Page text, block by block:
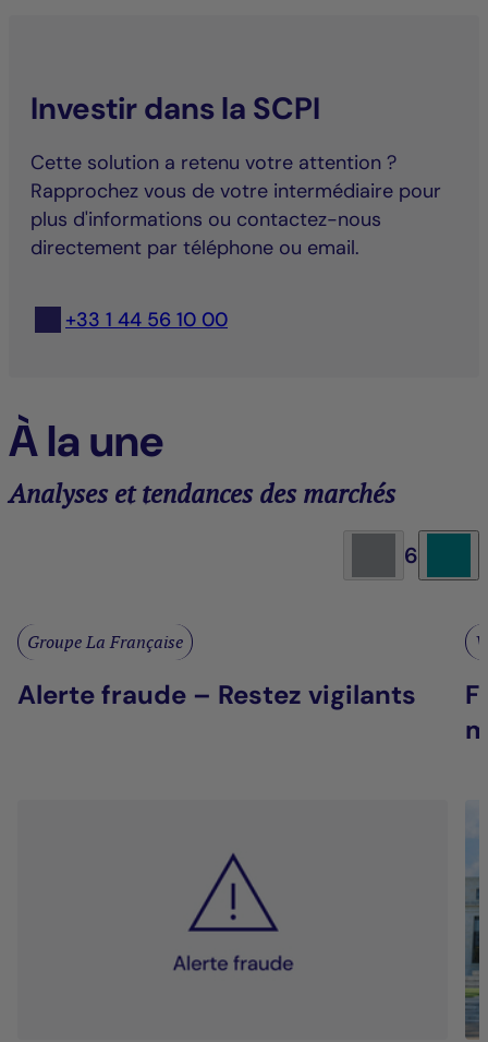
Investir dans la SCPI
Cette solution a retenu votre attention ?
Rapprochez vous de votre intermédiaire pour
plus d'informations ou contactez-nous
directement par téléphone ou email.
+33 1 44 56 10 00
À la une
Analyses et tendances des marchés
6
Groupe La Française
Alerte fraude – Restez vigilants